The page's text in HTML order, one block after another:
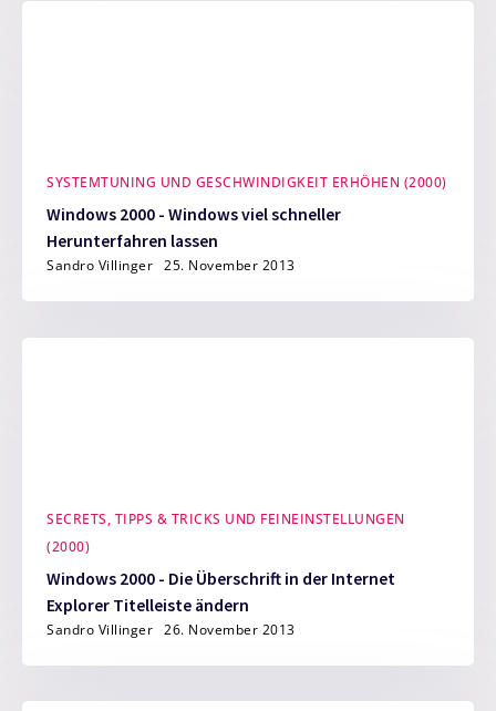
SYSTEMTUNING UND GESCHWINDIGKEIT ERHÖHEN (2000)
Windows 2000 - Windows viel schneller
Herunterfahren lassen
Sandro Villinger 25. November 2013
SECRETS, TIPPS & TRICKS UND FEINEINSTELLUNGEN
(2000)
Windows 2000 - Die Überschrift in der Internet
Explorer Titelleiste ändern
Sandro Villinger 26. November 2013